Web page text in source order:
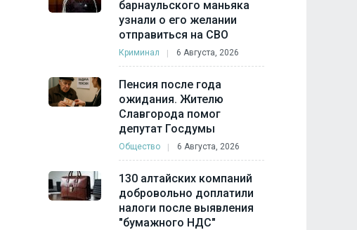
барнаульского маньяка
узнали о его желании
отправиться на СВО
Криминал 6 Августа, 2026
Пенсия после года
ожидания. Жителю
Славгорода помог
депутат Госдумы
Общество 6 Августа, 2026
130 алтайских компаний
добровольно доплатили
налоги после выявления
"бумажного НДС"